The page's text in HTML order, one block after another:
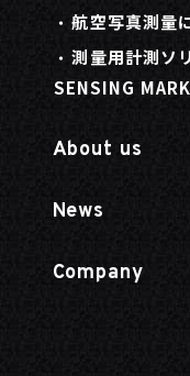
航空写真測量
測量用計測ソ
SENSING
About us
News
Company